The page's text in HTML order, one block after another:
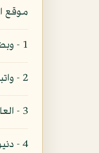
موقع
1 - وبضمهما.
2 - واتبع ضم اللام بضم الدال - لعله الأصح.
3 - العالمين زائدة.
4 - دنيوية والألف زائدة. لان الواو قلبت عنها.